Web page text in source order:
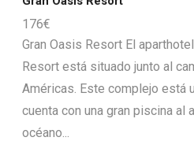
176€
Gran Oasis Resort El
Resort está situado junto al
Américas. Este complejo está
cuenta con una gran piscina al
océano...